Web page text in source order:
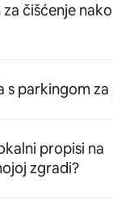
čišćenje
s parkingom
propisi na
zgradi?